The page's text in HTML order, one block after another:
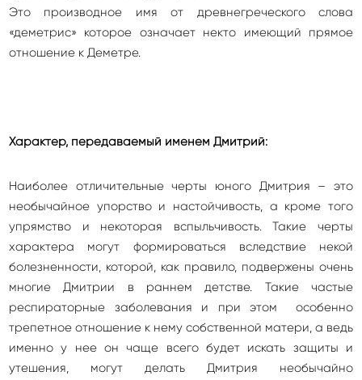
Это производное имя от древнегреческого слова
«деметрис» которое означает некто имеющий прямое
отношение к Деметре.
Характер, передаваемый именем Дмитрий:
Наиболее отличительные черты юного Дмитрия – это
необычайное упорство и настойчивость, а кроме того
упрямство и некоторая вспыльчивость. Такие черты
характера могут формироваться вследствие некой
болезненности, которой, как правило, подвержены очень
многие Дмитрии в раннем детстве. Такие частые
респираторные заболевания и при этом особенно
трепетное отношение к нему собственной матери, а ведь
именно у нее он чаще всего будет искать защиты и
утешения, могут делать Дмитрия необычайно